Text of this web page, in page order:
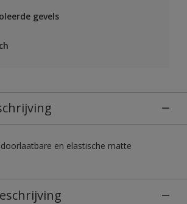
gevels
en elastische matte